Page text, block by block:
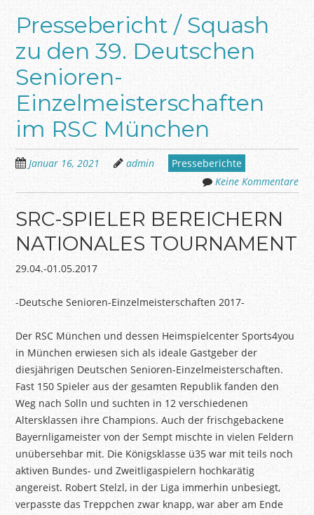
Pressebericht / Squash
zu den 39. Deutschen
Senioren-
Einzelmeisterschaften
im RSC München
Januar 16, 2021 admin
Presseberichte
Keine Kommentare
SRC-SPIELER BEREICHERN
NATIONALES TOURNAMENT
29.04.-01.05.2017
-Deutsche Senioren-Einzelmeisterschaften 2017-
Der RSC München und dessen Heimspielcenter Sports4you
in München erwiesen sich als ideale Gastgeber der
diesjährigen Deutschen Senioren-Einzelmeisterschaften.
Fast 150 Spieler aus der gesamten Republik fanden den
Weg nach Solln und suchten in 12 verschiedenen
Altersklassen ihre Champions. Auch der frischgebackene
Bayernligameister von der Sempt mischte in vielen Feldern
unübersehbar mit. Die Königsklasse ü35 war mit teils noch
aktiven Bundes- und Zweitligaspielern hochkarätig
angereist. Robert Stelzl, in der Liga immerhin unbesiegt,
verpasste das Treppchen zwar knapp, war aber am Ende